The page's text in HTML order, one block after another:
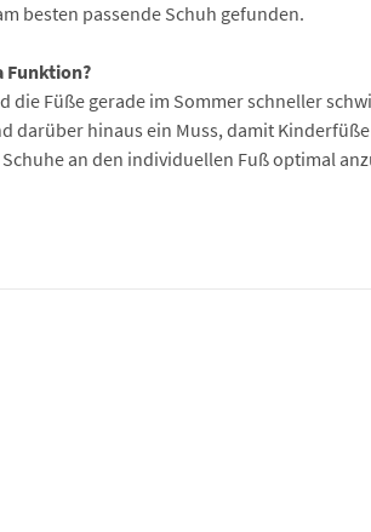
besten passende Schuh gefunden.
Funktion?
die Füße gerade im Sommer schneller
darüber hinaus ein Muss, damit
an den individuellen Fuß optimal